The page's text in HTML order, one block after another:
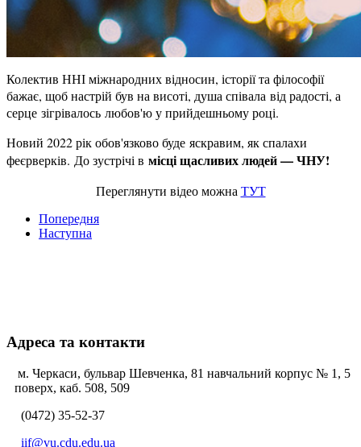
Колектив ННІ міжнародних відносин, історії та філософії
бажає, щоб настрій був на висоті, душа співала від радості, а
серце зігрівалось любов'ю у прийдешньому році.
Новий 2022 рік обов'язково буде яскравим, як спалахи
феєрверків. До зустрічі в місці щасливих людей — ЧНУ!
Переглянути відео можнаТУТ
Попередня
Наступна
Адреса та контакти
м. Черкаси, бульвар Шевченка, 81 навчальний корпус № 1, 5
поверх, каб. 508, 509
(0472) 35-52-37
iif@vu.cdu.edu.ua